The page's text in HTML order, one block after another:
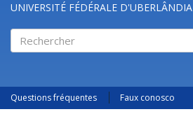
UNIVERSITÉ FÉDÉRALE D'UBERLÂNDIA
Questions fréquentes Faux conosco